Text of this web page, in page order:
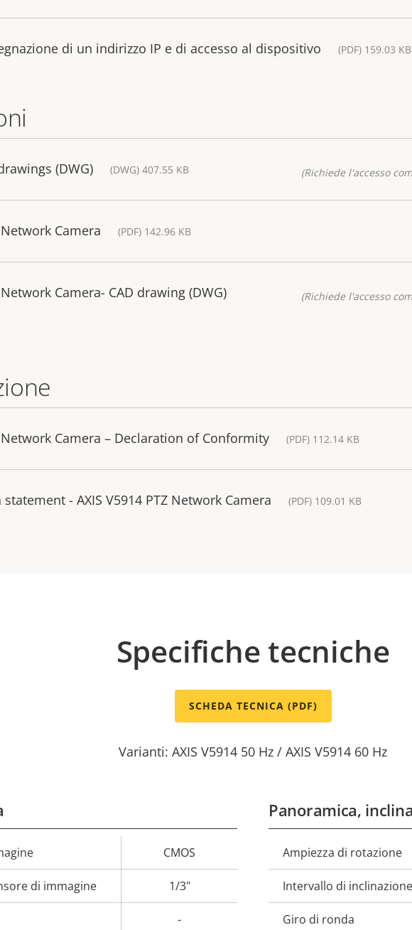
di un indirizzo IP e di accesso al dispositivo (PDF) 159.03 KB
(DWG) (DWG) 407.55 KB (Richiede l'accesso
Network Camera (PDF) 142.96 KB
Network Camera- CAD drawing (DWG) (Richiede l'accesso
Network Camera – Declaration of Conformity (PDF) 112.14 KB
- AXIS V5914 PTZ Network Camera (PDF) 109.01 KB
Specifiche tecniche
SCHEDA TECNICA (PDF)
Varianti: AXIS V5914 50 Hz / AXIS V5914 60 Hz
Valore
della
proprietà
CMOS
di immagine 1/3"
-
Panoramica,
Descrizione
della
proprietà
Ampiezza di rotazione
Intervallo di inclinazione
Giro di ronda